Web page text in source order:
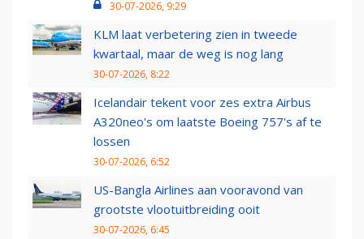
30-07-2026, 9:29
KLM laat verbetering zien in tweede
kwartaal, maar de weg is nog lang
30-07-2026, 8:22
Icelandair tekent voor zes extra Airbus
A320neo's om laatste Boeing 757's af te
lossen
30-07-2026, 6:52
US-Bangla Airlines aan vooravond van
grootste vlootuitbreiding ooit
30-07-2026, 6:45